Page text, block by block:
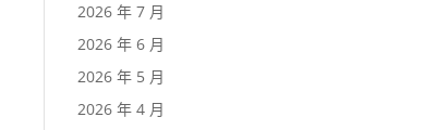
2026 年 7 月
2026 年 6 月
2026 年 5 月
2026 年 4 月